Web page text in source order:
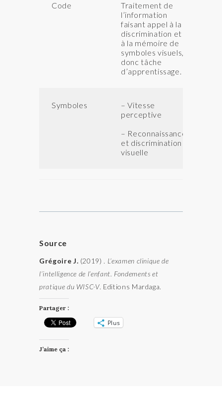
Code
Traitement de
l’information
faisant appel à la
discrimination et
à la mémoire de
symboles visuels,
donc tâche
d’apprentissage.
Symboles
– Vitesse
perceptive
– Reconnaissance
et discrimination
visuelle
Source
Grégoire J. (2019) . L’examen clinique de
l’intelligence de l’enfant. Fondements et
pratique du WISC-V. Editions Mardaga.
Partager :
Plus
J’aime ça :